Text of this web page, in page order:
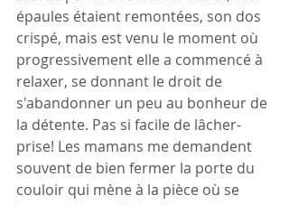
épaules étaient remontées, son dos
crispé, mais est venu le moment où
progressivement elle a commencé à
relaxer, se donnant le droit de
s'abandonner un peu au bonheur de
la détente. Pas si facile de lâcher-
prise! Les mamans me demandent
souvent de bien fermer la porte du
couloir qui mène à la pièce où se